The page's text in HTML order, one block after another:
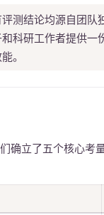
测结论均源自团
科研工作者提供
。
确立了五个核心